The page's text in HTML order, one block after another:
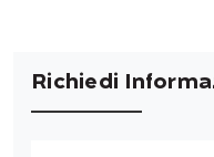
Richiedi